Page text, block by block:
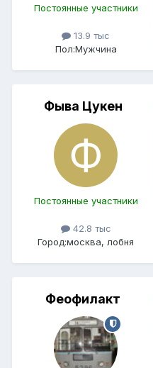
Постоянные участники
13.9 тыс
Пол:Мужчина
Фыва Цукен
Постоянные участники
42.8 тыс
Город:москва, лобня
Феофилакт